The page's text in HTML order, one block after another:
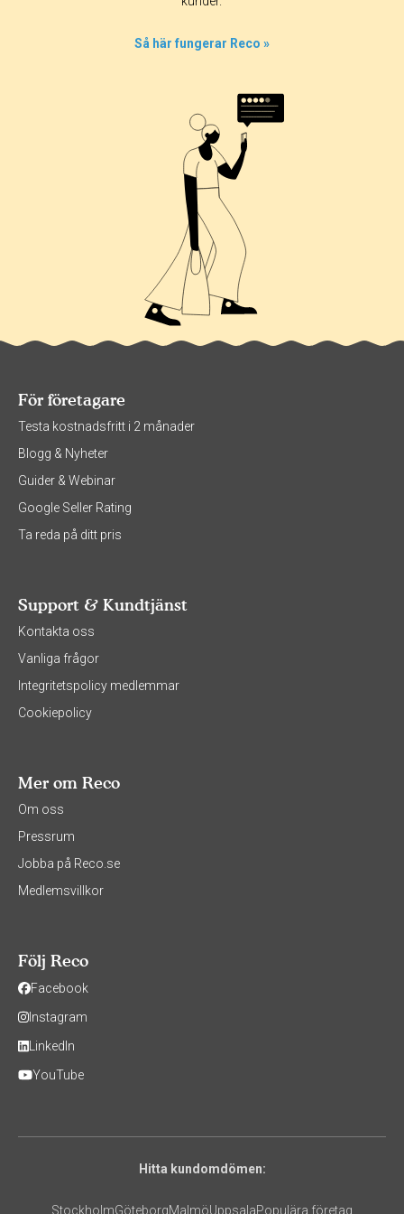
Så här fungerar Reco »
För företagare
Testa kostnadsfritt i 2 månader
Blogg & Nyheter
Guider & Webinar
Google Seller Rating
Ta reda på ditt pris
Support & Kundtjänst
Kontakta oss
Vanliga frågor
Integritetspolicy medlemmar
Cookiepolicy
Mer om Reco
Om oss
Pressrum
Jobba på Reco.se
Medlemsvillkor
Följ Reco
Facebook
Instagram
LinkedIn
YouTube
Hitta kundomdömen:
StockholmGöteborgMalmöUppsalaPopulära företag